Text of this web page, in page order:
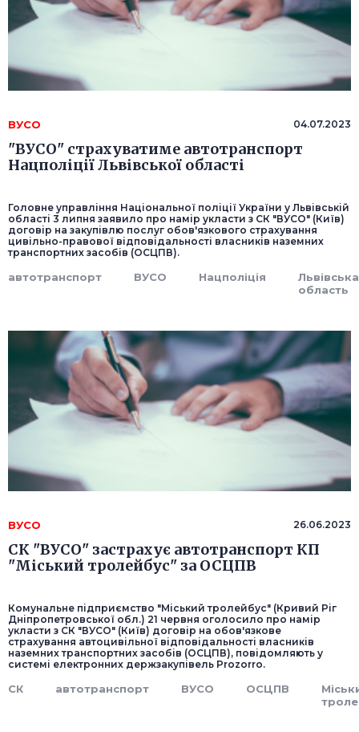
ВУСО 04.07.2023
"ВУСО" страхуватиме автотранспорт
Нацполіції Львівської області
Головне управління Національної поліції України у Львівській
області 3 липня заявило про намір укласти з СК "ВУСО" (Київ)
договір на закупівлю послуг обов'язкового страхування
цивільно-правової відповідальності власників наземних
транспортних засобів (ОСЦПВ).
автотранспорт ВУСО Нацполіція
область
ВУСО 26.06.2023
СК "ВУСО" застрахує автотранспорт КП
"Міський тролейбус" за ОСЦПВ
Комунальне підприємство "Міський тролейбус" (Кривий Ріг
Дніпропетровської обл.) 21 червня оголосило про намір
укласти з СК "ВУСО" (Київ) договір на обов'язкове
страхування автоцивільної відповідальності власників
наземних транспортних засобів (ОСЦПВ), повідомляють у
системі електронних держзакупівель Prozorro.
СК автотранспорт ВУСО ОСЦПВ